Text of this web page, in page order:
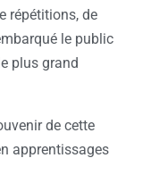
répétitions, de
le public
plus grand
de cette
apprentissages